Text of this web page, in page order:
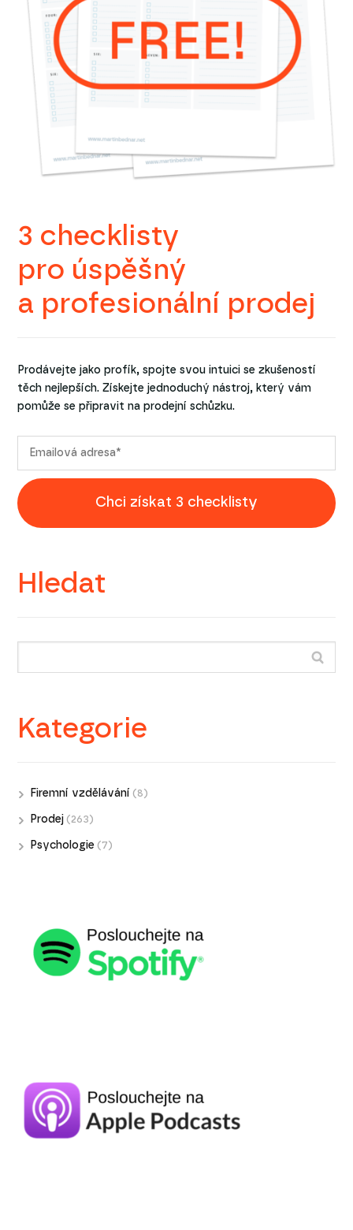
3 checklisty
pro úspěšný
a profesionální prodej
Prodávejte jako profík, spojte svou intuici se zkušeností
těch nejlepších. Získejte jednoduchý nástroj, který vám
pomůže se připravit na prodejní schůzku.
Chci získat 3 checklisty
Hledat
Kategorie
Firemní vzdělávání (8)
Prodej (263)
Psychologie (7)